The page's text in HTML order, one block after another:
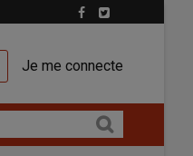
Je me connecte